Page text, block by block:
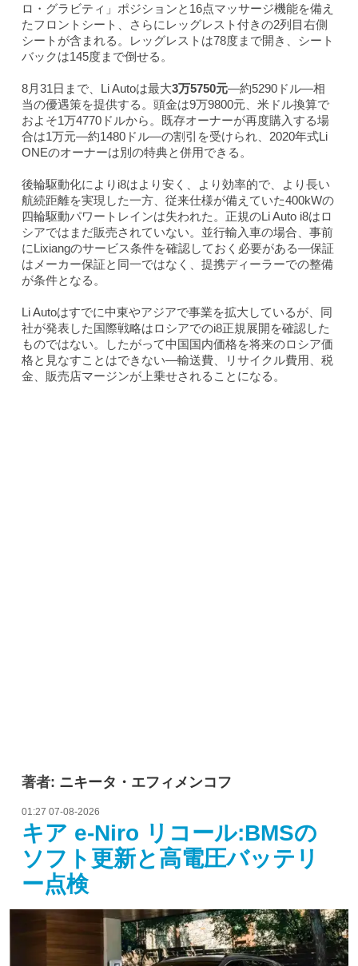
ロ・グラビティ」ポジションと16点マッサージ機能を備え
たフロントシート、さらにレッグレスト付きの2列目右側
シートが含まれる。レッグレストは78度まで開き、シート
バックは145度まで倒せる。
8月31日まで、Li Autoは最大3万5750元—約5290ドル—相
当の優遇策を提供する。頭金は9万9800元、米ドル換算で
およそ1万4770ドルから。既存オーナーが再度購入する場
合は1万元—約1480ドル—の割引を受けられ、2020年式Li
ONEのオーナーは別の特典と併用できる。
後輪駆動化によりi8はより安く、より効率的で、より長い
航続距離を実現した一方、従来仕様が備えていた400kWの
四輪駆動パワートレインは失われた。正規のLi Auto i8はロ
シアではまだ販売されていない。並行輸入車の場合、事前
にLixiangのサービス条件を確認しておく必要がある—保証
はメーカー保証と同一ではなく、提携ディーラーでの整備
が条件となる。
Li Autoはすでに中東やアジアで事業を拡大しているが、同
社が発表した国際戦略はロシアでのi8正規展開を確認した
ものではない。したがって中国国内価格を将来のロシア価
格と見なすことはできない—輸送費、リサイクル費用、税
金、販売店マージンが上乗せされることになる。
著者: ニキータ・エフィメンコフ
01:27 07-08-2026
キア e-Niro リコール:BMSの
ソフト更新と高電圧バッテリ
ー点検